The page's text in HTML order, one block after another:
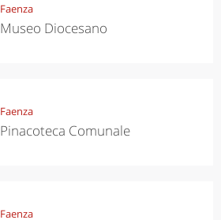
Faenza
Museo Diocesano
Faenza
Pinacoteca Comunale
Faenza